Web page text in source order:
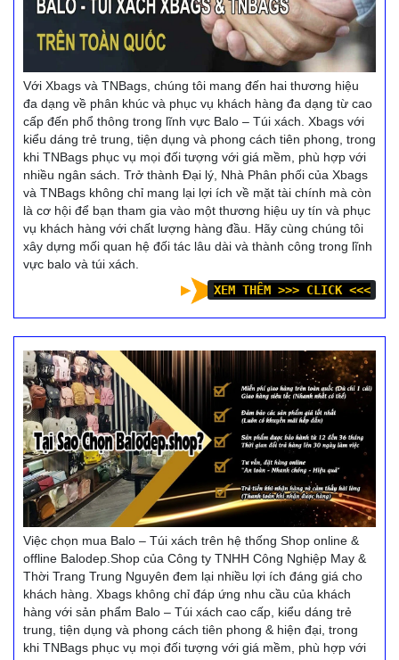
Với Xbags và TNBags, chúng tôi mang đến hai thương hiệu
đa dạng về phân khúc và phục vụ khách hàng đa dạng từ cao
cấp đến phổ thông trong lĩnh vực Balo – Túi xách. Xbags với
kiểu dáng trẻ trung, tiện dụng và phong cách tiên phong, trong
khi TNBags phục vụ mọi đối tượng với giá mềm, phù hợp với
nhiều ngân sách. Trở thành Đại lý, Nhà Phân phối của Xbags
và TNBags không chỉ mang lại lợi ích về mặt tài chính mà còn
là cơ hội để bạn tham gia vào một thương hiệu uy tín và phục
vụ khách hàng với chất lượng hàng đầu. Hãy cùng chúng tôi
xây dựng mối quan hệ đối tác lâu dài và thành công trong lĩnh
vực balo và túi xách.
XEM THÊM >>> CLICK <<<
Việc chọn mua Balo – Túi xách trên hệ thống Shop online &
offline Balodep.Shop của Công ty TNHH Công Nghiệp May &
Thời Trang Trung Nguyên đem lại nhiều lợi ích đáng giá cho
khách hàng. Xbags không chỉ đáp ứng nhu cầu của khách
hàng với sản phẩm Balo – Túi xách cao cấp, kiểu dáng trẻ
trung, tiện dụng và phong cách tiên phong & hiện đại, trong
khi TNBags phục vụ mọi đối tượng với giá mềm, phù hợp với